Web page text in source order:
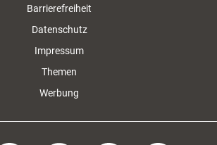
Barrierefreiheit
Datenschutz
Impressum
Themen
Werbung